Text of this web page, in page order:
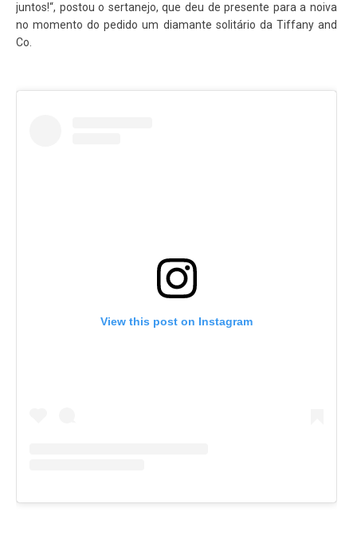
juntos!“, postou o sertanejo, que deu de presente para a noiva
no momento do pedido um diamante solitário da Tiffany and
Co.
View this post on Instagram